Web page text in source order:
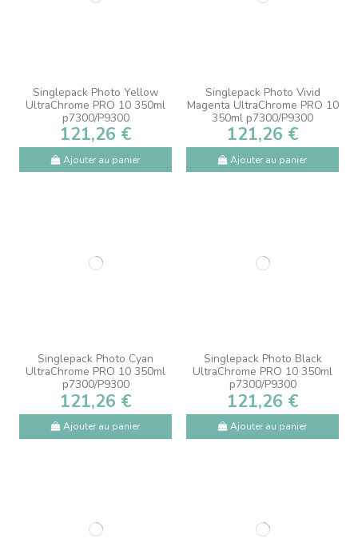
Singlepack Photo Yellow
UltraChrome PRO 10 350ml
p7300/P9300
121,26 €
Ajouter au panier
Singlepack Photo Vivid
Magenta UltraChrome PRO 10
350ml p7300/P9300
121,26 €
Ajouter au panier
Singlepack Photo Cyan
UltraChrome PRO 10 350ml
p7300/P9300
121,26 €
Ajouter au panier
Singlepack Photo Black
UltraChrome PRO 10 350ml
p7300/P9300
121,26 €
Ajouter au panier